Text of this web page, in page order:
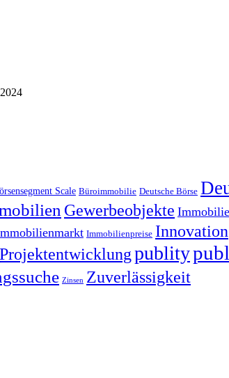
Scale Büroimmobilie Deutsche Börse
Gewerbeobjekte Immobilie
Immobilienpreise Innovation
Projektentwicklungpublity
Zinsen Zuverlässigkeit